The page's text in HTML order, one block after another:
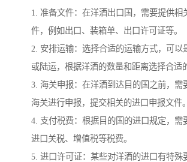
1. 准备文件：在洋酒出口国，需要提供相
件，例如出口、装箱单、出口许可证等。
2. 安排运输：选择合适的运输方式，可以
或陆运，根据洋酒的数量和距离选择合适
3. 海关申报：在洋酒到达目的国之前，需
海关进行申报，提交相关的进口申报文件。
4. 支付税费：根据目的国的进口规定，需
进口关税、增值税等税费。
5. 进口许可证：某些对洋酒的进口有特殊